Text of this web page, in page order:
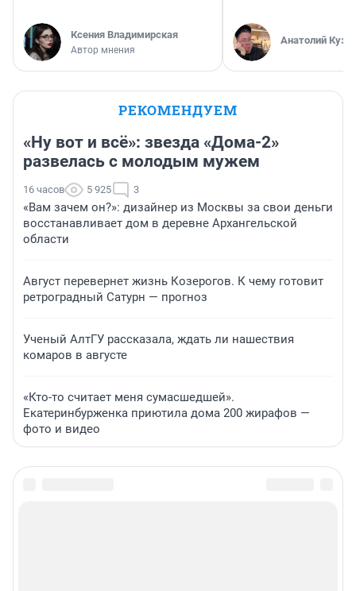
Ксения Владимирская
Автор мнения
Анатолий
РЕКОМЕНДУЕМ
«Ну вот и всё»: звезда «Дома-2»
развелась с молодым мужем
16 часов 5 925 3
«Вам зачем он?»: дизайнер из Москвы за свои деньги
восстанавливает дом в деревне Архангельской
области
Август перевернет жизнь Козерогов. К чему готовит
ретроградный Сатурн — прогноз
Ученый АлтГУ рассказала, ждать ли нашествия
комаров в августе
«Кто-то считает меня сумасшедшей».
Екатеринбурженка приютила дома 200 жирафов —
фото и видео